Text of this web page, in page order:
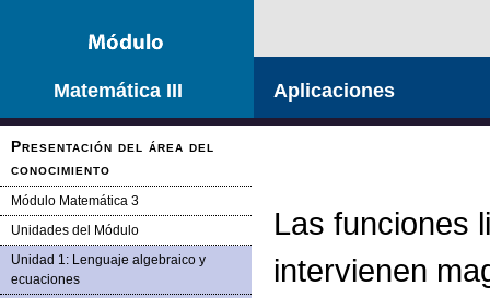
Matemática III
Presentación del área del
conocimiento
Módulo Matemática 3
Unidades del Módulo
Unidad 1: Lenguaje algebraico y
ecuaciones
Aplicaciones
Las funciones
intervienen